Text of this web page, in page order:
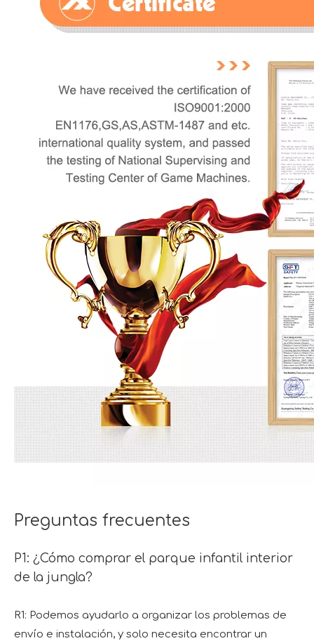
Preguntas frecuentes
P1: ¿Cómo comprar el parque infantil interior
de la jungla?
R1: Podemos ayudarlo a organizar los problemas de
envío e instalación, y solo necesita encontrar un